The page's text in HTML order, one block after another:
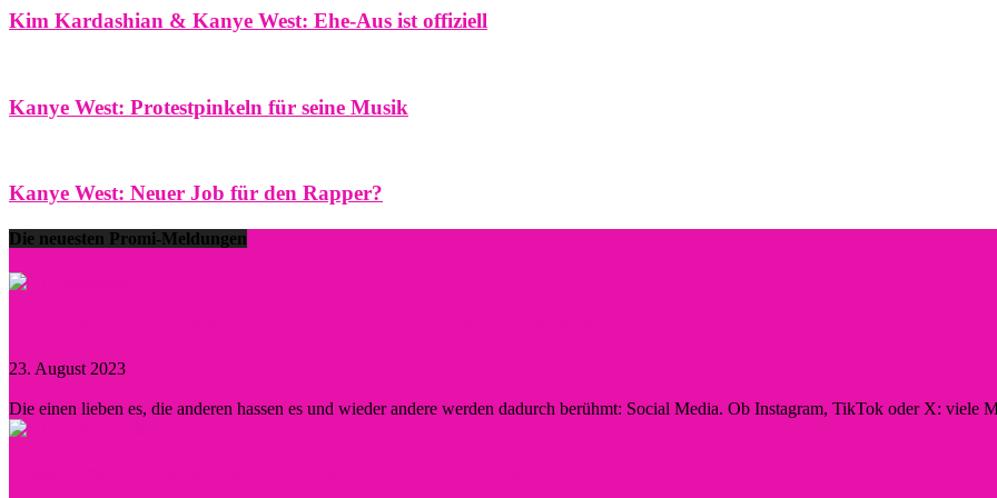
Kim Kardashian & Kanye West: Ehe-Aus ist offiziell
Kanye West: Protestpinkeln für seine Musik
Kanye West: Neuer Job für den Rapper?
Die neuesten Promi-Meldungen
23. August 2023
Die einen lieben es, die anderen hassen es und wieder andere werden dadurch berühmt: Social Media. Ob Instagram, TikTok oder X: viele